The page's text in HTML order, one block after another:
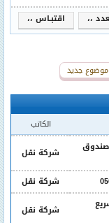
اقتبـاس ،، ،،
جديد
الكاتب
-دينا مع صندوق
شركة نقل
شركة نقل
سريع
شركة نقل